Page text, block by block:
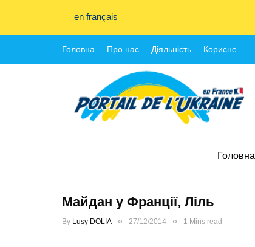
en français
Головна Про нас Діяльність Корисне
Головна
Майдан у Франції, Ліль
By Lusy DOLIA 27/12/2014 1 Mins read